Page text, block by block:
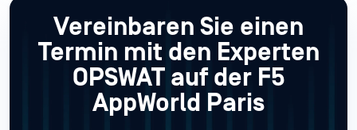
Vereinbaren Sie einen
Termin mit den Experten
OPSWAT auf der F5
AppWorld Paris